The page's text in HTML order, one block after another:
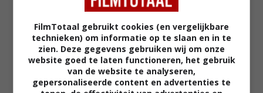
MEEST GELEZEN
'Spider-Man: Brand New Day': de
problemen van Spidey zijn weer
herkenbare dingen die we allemaal
voelen
FilmTotaal gebruikt cookies (en vergelijkbare
technieken) om informatie op te slaan en in te
zien. Deze gegevens gebruiken wij om onze
website goed te laten functioneren, het gebruik
van de website te analyseren,
gepersonaliseerde content en advertenties te